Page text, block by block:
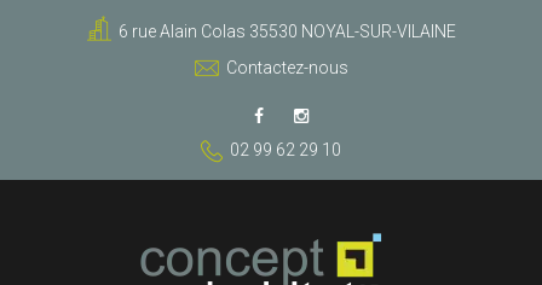
6 rue Alain Colas 35530 NOYAL-SUR-VILAINE
Contactez-nous
02 99 62 29 10